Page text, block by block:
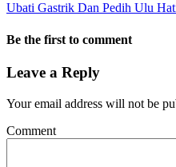
Ubati Gastrik Dan Pedih Ulu
Be the first to comment
Leave a Reply
Your email address will not be
Comment